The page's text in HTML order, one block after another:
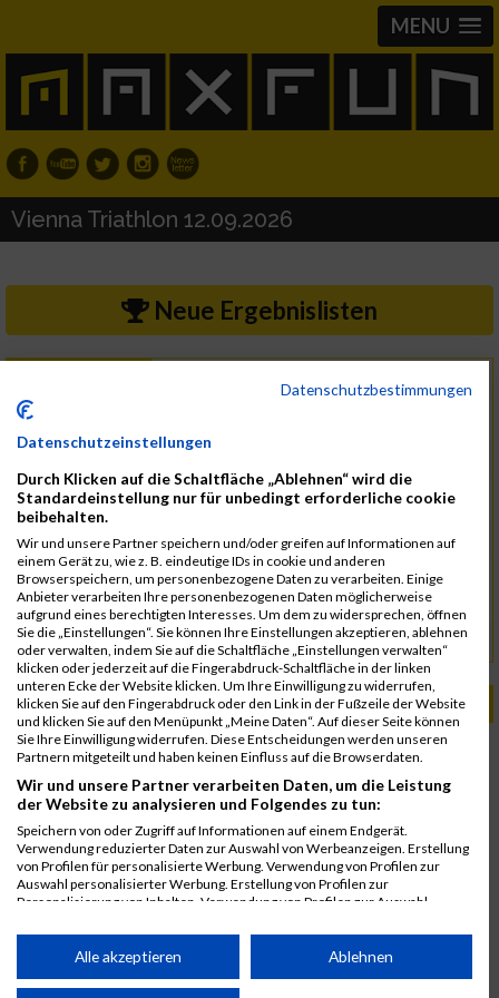
MENU
Vienna Triathlon 12.09.2026
Neue Ergebnislisten
Land Österreich
Triathlon
Kontakt
Pscheidl Robert
p3-events@p3trisports.at
URL www.vienna-triathlon.at
PASSENDE VERANSTALTUNGEN
12. September 2025
Vienna Triathlon
6. September 2024
Vienna Triathlon
8. September 2019
Vienna Triathlon
P3 Vienna Triathlon
Datenschutzbestimmungen
Datenschutzeinstellungen
Durch Klicken auf die Schaltfläche „Ablehnen“ wird die
Standardeinstellung nur für unbedingt erforderliche cookie
beibehalten.
Wir und unsere Partner speichern und/oder greifen auf Informationen auf
einem Gerät zu, wie z. B. eindeutige IDs in cookie und anderen
Browserspeichern, um personenbezogene Daten zu verarbeiten. Einige
Anbieter verarbeiten Ihre personenbezogenen Daten möglicherweise
aufgrund eines berechtigten Interesses. Um dem zu widersprechen, öffnen
Sie die „Einstellungen“. Sie können Ihre Einstellungen akzeptieren, ablehnen
oder verwalten, indem Sie auf die Schaltfläche „Einstellungen verwalten“
klicken oder jederzeit auf die Fingerabdruck-Schaltfläche in der linken
unteren Ecke der Website klicken. Um Ihre Einwilligung zu widerrufen,
klicken Sie auf den Fingerabdruck oder den Link in der Fußzeile der Website
und klicken Sie auf den Menüpunkt „Meine Daten“. Auf dieser Seite können
Sie Ihre Einwilligung widerrufen. Diese Entscheidungen werden unseren
Partnern mitgeteilt und haben keinen Einfluss auf die Browserdaten.
Wir und unsere Partner verarbeiten Daten, um die Leistung
der Website zu analysieren und Folgendes zu tun:
Speichern von oder Zugriff auf Informationen auf einem Endgerät.
Verwendung reduzierter Daten zur Auswahl von Werbeanzeigen. Erstellung
von Profilen für personalisierte Werbung. Verwendung von Profilen zur
Auswahl personalisierter Werbung. Erstellung von Profilen zur
Personalisierung von Inhalten. Verwendung von Profilen zur Auswahl
Performance von Inhalten. Analyse von Zielgruppen durch Statistiken oder
Kombinationen von Daten aus verschiedenen Quellen. Entwicklung und
von Inhalten.
Alle akzeptieren Ablehnen